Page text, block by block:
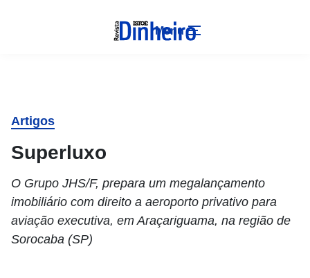
Menu
Artigos
Superluxo
O Grupo JHS/F, prepara um megalançamento
imobiliário com direito a aeroporto privativo para
aviação executiva, em Araçariguama, na região de
Sorocaba (SP)